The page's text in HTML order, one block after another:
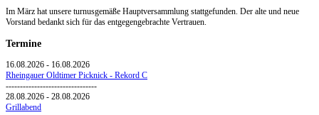
Im März hat unsere turnusgemäße Hauptversammlung stattgefunden. Der alte und neue
Vorstand bedankt sich für das entgegengebrachte Vertrauen.
Termine
16.08.2026 - 16.08.2026
Rheingauer Oldtimer Picknick - Rekord C
--------------------------------
28.08.2026 - 28.08.2026
Grillabend